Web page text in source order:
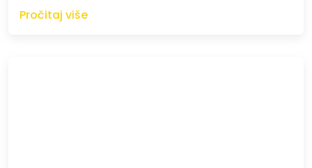
Pročitaj više